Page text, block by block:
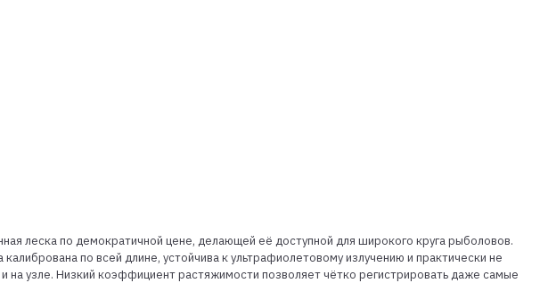
леска по демократичной цене, делающей её доступной для широкого круга рыболовов.
по всей длине, устойчива к ультрафиолетовому излучению и практически не
узле. Низкий коэффициент растяжимости позволяет чётко регистрировать даже самые